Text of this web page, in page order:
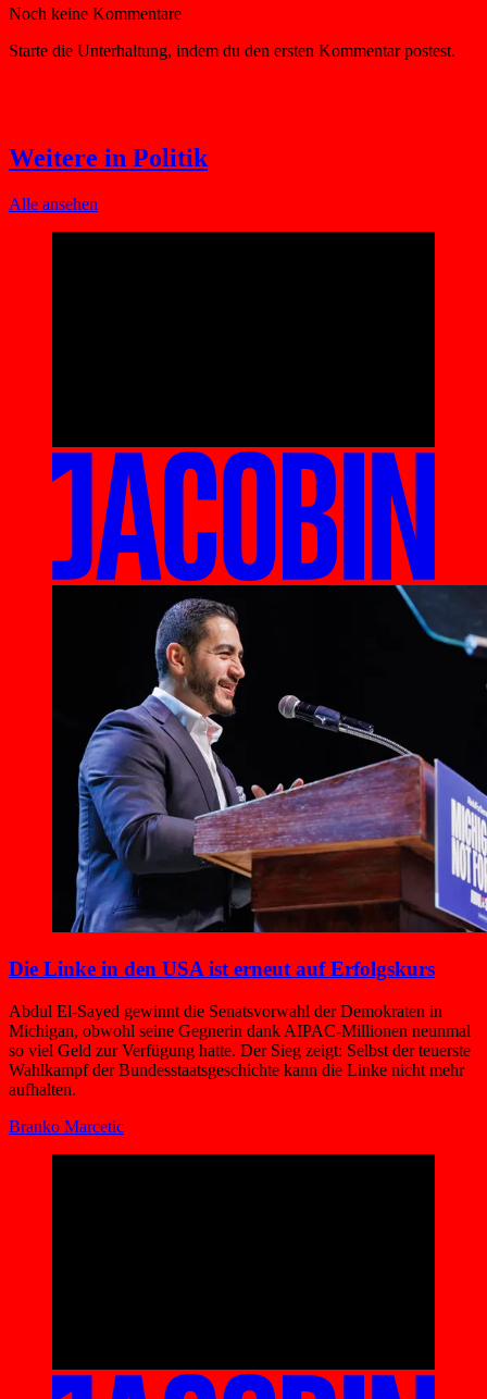
Weitere in Politik
Alle ansehen
Die Linke in den USA ist erneut auf Erfolgskurs
Abdul El-Sayed gewinnt die Senatsvorwahl der Demokraten in
Michigan, obwohl seine Gegnerin dank AIPAC-Millionen neunmal
so viel Geld zur Verfügung hatte. Der Sieg zeigt: Selbst der teuerste
Wahlkampf der Bundesstaatsgeschichte kann die Linke nicht mehr
aufhalten.
Branko Marcetic